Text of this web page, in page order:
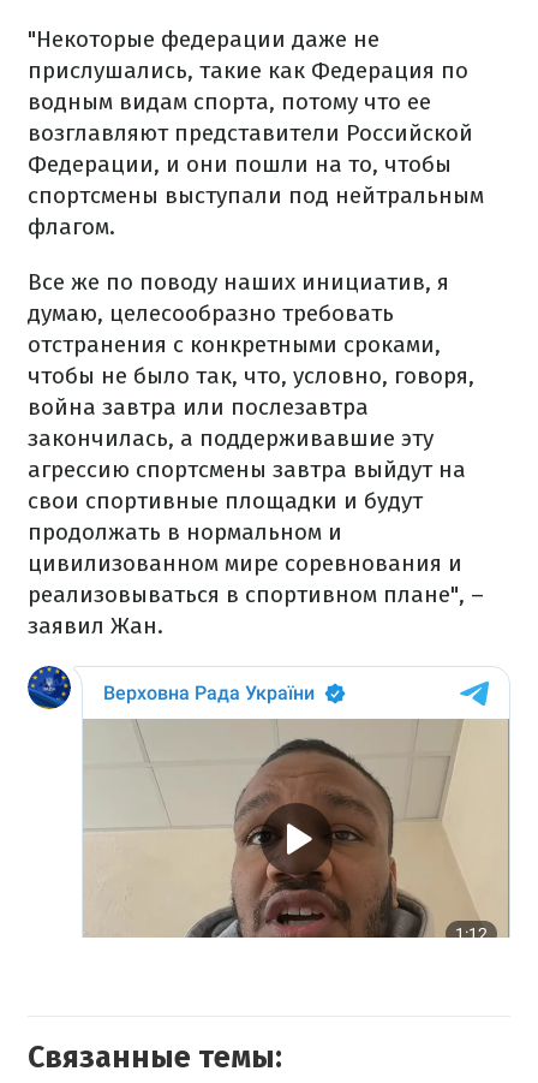
"Некоторые федерации даже не
прислушались, такие как Федерация по
водным видам спорта, потому что ее
возглавляют представители Российской
Федерации, и они пошли на то, чтобы
спортсмены выступали под нейтральным
флагом.
Все же по поводу наших инициатив, я
думаю, целесообразно требовать
отстранения с конкретными сроками,
чтобы не было так, что, условно, говоря,
война завтра или послезавтра
закончилась, а поддерживавшие эту
агрессию спортсмены завтра выйдут на
свои спортивные площадки и будут
продолжать в нормальном и
цивилизованном мире соревнования и
реализовываться в спортивном плане", –
заявил Жан.
Связанные темы: